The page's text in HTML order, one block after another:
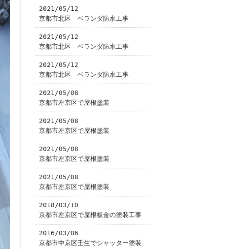
2021/05/12
京都市北区 ベランダ防水工事
2021/05/12
京都市北区 ベランダ防水工事
2021/05/12
京都市北区 ベランダ防水工事
2021/05/08
京都市左京区で屋根塗装
2021/05/08
京都市左京区で屋根塗装
2021/05/08
京都市左京区で屋根塗装
2021/05/08
京都市左京区で屋根塗装
2018/03/10
京都市左京区で屋根板金の塗装工事
2016/03/06
京都市中京区壬生でシャッター塗装